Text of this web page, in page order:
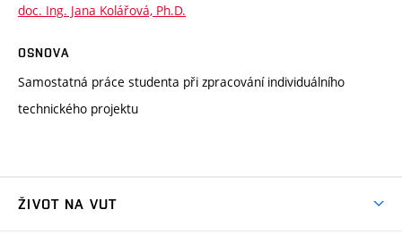
doc. Ing. Jana Kolářová, Ph.D.
OSNOVA
Samostatná práce studenta při zpracování individuálního
technického projektu
ŽIVOT NA VUT